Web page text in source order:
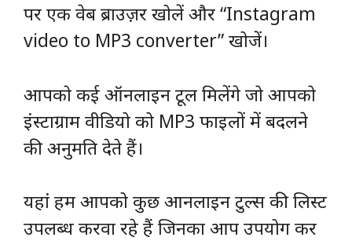
पर एक वेब ब्राउज़र खोलें और “Instagram
video to MP3 converter” खोजें।
आपको कई ऑनलाइन टूल मिलेंगे जो आपको
इंस्टाग्राम वीडियो को MP3 फाइलों में बदलने
की अनुमति देते हैं।
यहां हम आपको कुछ आनलाइन टुल्स की लिस्ट
उपलब्ध करवा रहे हैं जिनका आप उपयोग कर